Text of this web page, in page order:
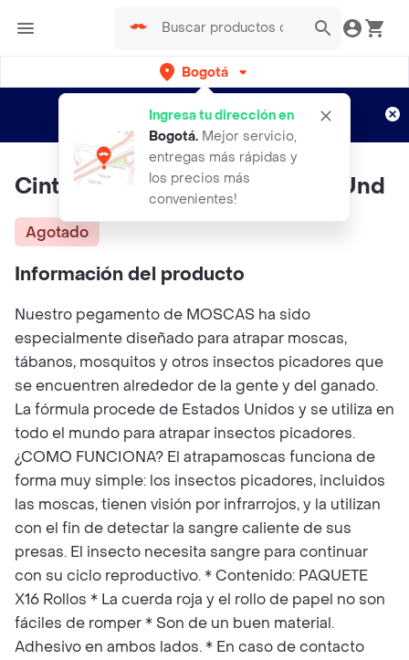
Bogotá
Ingresa tu dirección en
Bogotá. Mejor servicio,
entregas más rápidas y
los precios más
convenientes!
envíos gratis por semanas
Aplican TyC
Cinta Atrapa Pega Mosca X16 Und
Agotado
Información del producto
Nuestro pegamento de MOSCAS ha sido
especialmente diseñado para atrapar moscas,
tábanos, mosquitos y otros insectos picadores que
se encuentren alrededor de la gente y del ganado.
La fórmula procede de Estados Unidos y se utiliza en
todo el mundo para atrapar insectos picadores.
¿COMO FUNCIONA? El atrapamoscas funciona de
forma muy simple: los insectos picadores, incluidos
las moscas, tienen visión por infrarrojos, y la utilizan
con el fin de detectar la sangre caliente de sus
presas. El insecto necesita sangre para continuar
con su ciclo reproductivo. * Contenido: PAQUETE
X16 Rollos * La cuerda roja y el rollo de papel no son
fáciles de romper * Son de un buen material.
Adhesivo en ambos lados. * En caso de contacto